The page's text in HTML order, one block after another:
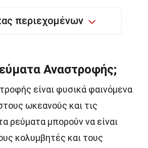
περιεχομένων
Αναστροφής;
είναι φυσικά φαινόμενα
ωκεανούς και τις
ρεύματα μπορούν να είναι
κολυμβητές και τους